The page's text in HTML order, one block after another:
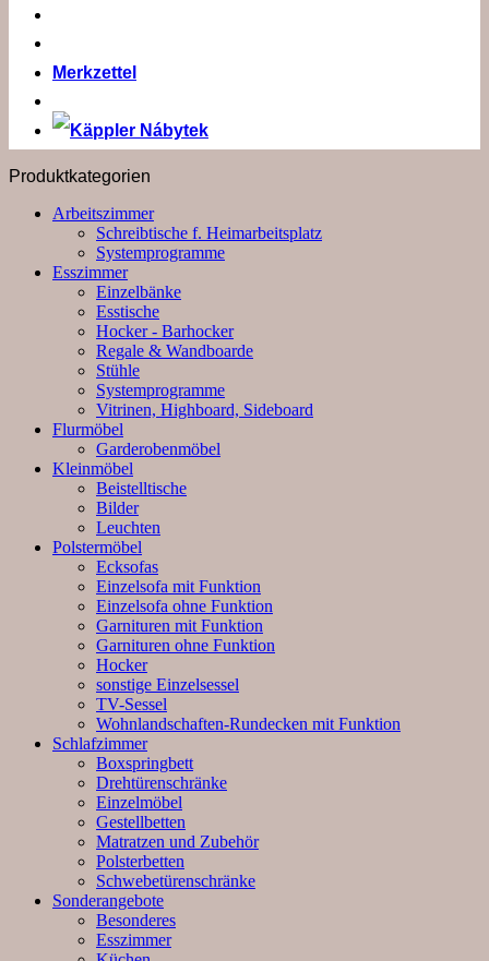
Merkzettel
Produktkategorien
Arbeitszimmer
Schreibtische f. Heimarbeitsplatz
Systemprogramme
Esszimmer
Einzelbänke
Esstische
Hocker - Barhocker
Regale & Wandboarde
Stühle
Systemprogramme
Vitrinen, Highboard, Sideboard
Flurmöbel
Garderobenmöbel
Kleinmöbel
Beistelltische
Bilder
Leuchten
Polstermöbel
Ecksofas
Einzelsofa mit Funktion
Einzelsofa ohne Funktion
Garnituren mit Funktion
Garnituren ohne Funktion
Hocker
sonstige Einzelsessel
TV-Sessel
Wohnlandschaften-Rundecken mit Funktion
Schlafzimmer
Boxspringbett
Drehtürenschränke
Einzelmöbel
Gestellbetten
Matratzen und Zubehör
Polsterbetten
Schwebetürenschränke
Sonderangebote
Besonderes
Esszimmer